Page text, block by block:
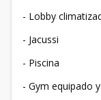
- Lobby
- Jacussi
- Piscina
- Gym equipado